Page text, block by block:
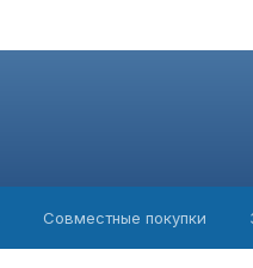
Совместные покупки